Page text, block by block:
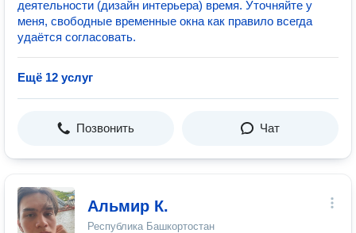
деятельности (дизайн интерьера) время. Уточняйте у
меня, свободные временные окна как правило всегда
удаётся согласовать.
Ещё 12 услуг
Позвонить Чат
Альмир К.
Республика Башкортостан